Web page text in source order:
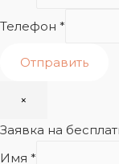
Телефон *
Отправить
×
Заявка на
Имя *